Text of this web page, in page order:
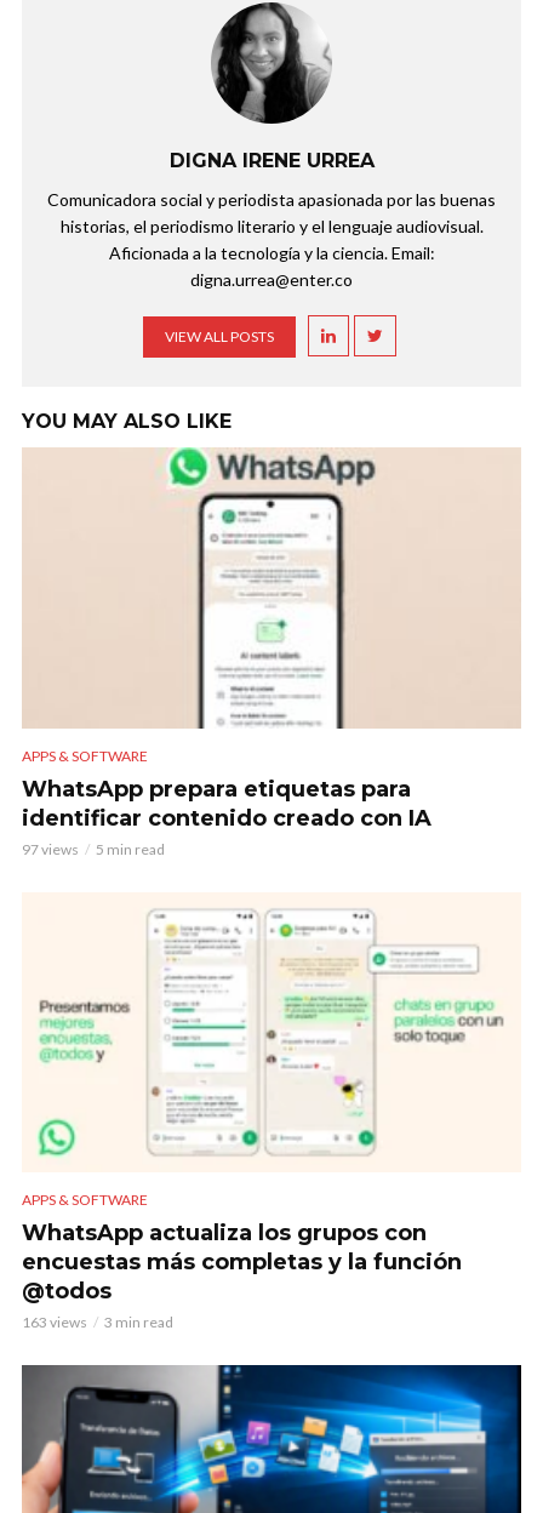
DIGNA IRENE URREA
Comunicadora social y periodista apasionada por las buenas
historias, el periodismo literario y el lenguaje audiovisual.
Aficionada a la tecnología y la ciencia. Email:
digna.urrea@enter.co
VIEW ALL POSTS
YOU MAY ALSO LIKE
APPS & SOFTWARE
WhatsApp prepara etiquetas para
identificar contenido creado con IA
97 views 5 min read
APPS & SOFTWARE
WhatsApp actualiza los grupos con
encuestas más completas y la función
@todos
163 views 3 min read